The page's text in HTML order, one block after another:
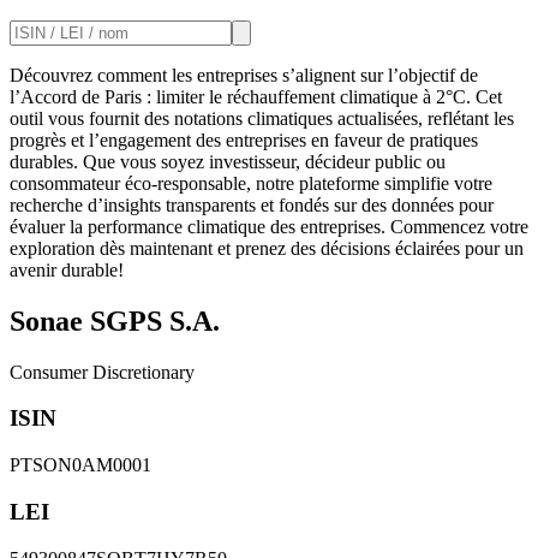
Découvrez comment les entreprises s’alignent sur l’objectif de
l’Accord de Paris : limiter le réchauffement climatique à 2°C. Cet
outil vous fournit des notations climatiques actualisées, reflétant les
progrès et l’engagement des entreprises en faveur de pratiques
durables. Que vous soyez investisseur, décideur public ou
consommateur éco-responsable, notre plateforme simplifie votre
recherche d’insights transparents et fondés sur des données pour
évaluer la performance climatique des entreprises. Commencez votre
exploration dès maintenant et prenez des décisions éclairées pour un
avenir durable!
Sonae SGPS S.A.
Consumer Discretionary
ISIN
PTSON0AM0001
LEI